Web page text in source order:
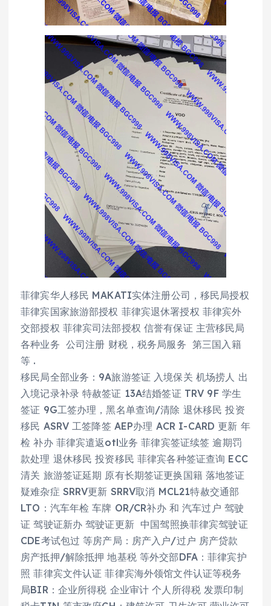
菲律宾华人移民 MAKATI实体注册公司，移民局授权
菲律宾国家旅游部授权 菲律宾退休署授权 菲律宾外
交部授权 菲律宾司法部授权 信誉有保证 主营移民局
各种业务 公司注册 财税，税务局服务 第三国入籍
等 .
移民局全部业务：9A旅游签证 入境保关 机场捞人 出
入境记录补录 特赦签证 13A结婚签证 TRV 9F 学生
签证 9G工签办理，黑名单查询/清除 退休移民 投资
移民 ASRV 工签降签 AEP办理 ACR I-CARD 更新 年
检 补办 菲律宾遣返otl业务 菲律宾签证续签 逾期罚
款处理 退休移民 投资移民 菲律宾各种签证查询 ECC
清关 旅游签证延期 原有长期签证更换国籍 落地签证
疑难杂症 SRRV更新 SRRV取消 MCL21特赦交通部
LTO：汽车年检 车牌 OR/CR补办 和 汽车过户 驾驶
证 驾驶证新办 驾驶证更新 中国驾照换菲律宾驾驶证
CDE考试包过 等房产局：房产入户/过户 房产贷款
房产抵押/解除抵押 地基税 等外交部DFA：菲律宾护
照 菲律宾文件认证 菲律宾海外领馆文件认证等税务
局BIR：企业所得税 企业审计 个人所得税 发票印制